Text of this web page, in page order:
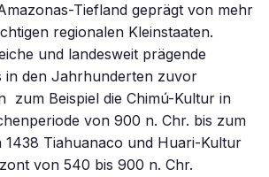
Tiefland geprägt von mehr
regionalen Kleinstaaten.
und landesweit prägende
in den Jahrhunderten zuvor
 zum Beispiel die Chimú-Kultur in
von 900 n. Chr. bis zum
1438 Tiahuanaco und Huari-Kultur
von 540 bis 900 n. Chr.